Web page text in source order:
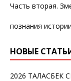
Часть вторая.
познания
НОВЫЕ
2026 ТАЛАСБЕК